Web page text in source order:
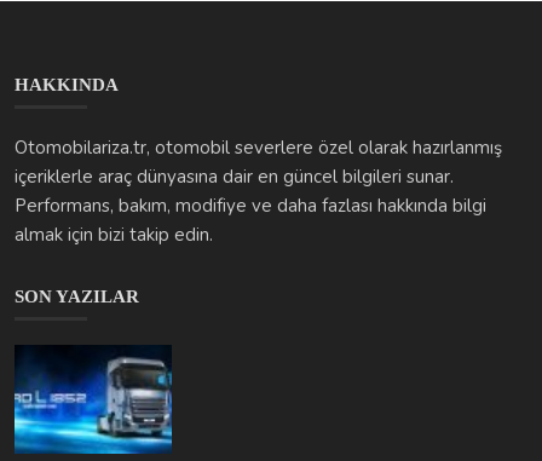
HAKKINDA
Otomobilariza.tr, otomobil severlere özel olarak hazırlanmış
içeriklerle araç dünyasına dair en güncel bilgileri sunar.
Performans, bakım, modifiye ve daha fazlası hakkında bilgi
almak için bizi takip edin.
SON YAZILAR